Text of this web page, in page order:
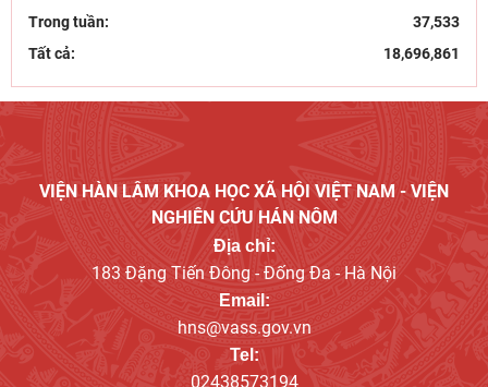
trào Cần Vương chống Pháp
Trong tuần:
37,533
Tất cả:
18,696,861
VIỆN HÀN LÂM KHOA HỌC XÃ HỘI VIỆT NAM - VIỆN
NGHIÊN CỨU HÁN NÔM
Địa chỉ:
183 Đặng Tiến Đông - Đống Đa - Hà Nội
Email:
hns@vass.gov.vn
Tel:
02438573194